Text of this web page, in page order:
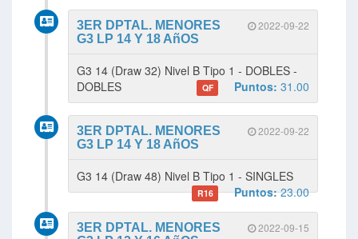
2022-09-22
3ER DPTAL. MENORES
G3 LP 14 Y 18 AñOS
G3 14 (Draw 32) Nivel B Tipo 1 - DOBLES -
DOBLES
QF Puntos: 31.00
2022-09-22
3ER DPTAL. MENORES
G3 LP 14 Y 18 AñOS
G3 14 (Draw 48) Nivel B Tipo 1 - SINGLES
R16 Puntos:23.00
2022-09-15
3ER DPTAL. MENORES